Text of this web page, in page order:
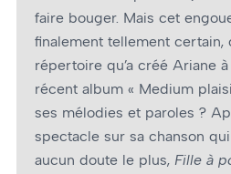
faire bouger. Mais cet
finalement tellement certain,
répertoire qu’a créé Ariane
récent album « Medium
ses mélodies et paroles ?
spectacle sur sa chanson
aucun doute le plus, Fille à